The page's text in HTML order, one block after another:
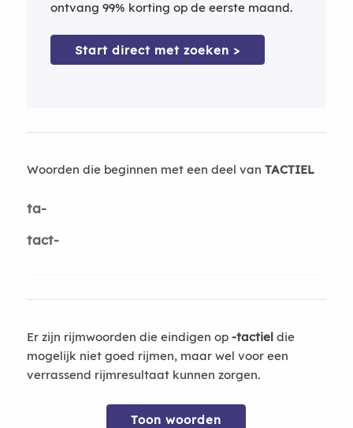
ontvang 99% korting op de eerste maand.
Start direct met zoeken >
Woorden die beginnen met een deel van TACTIEL
ta-
tact-
Er zijn rijmwoorden die eindigen op -tactieldie
mogelijk niet goed rijmen, maar wel voor een
verrassend rijmresultaat kunnen zorgen.
Toon woorden